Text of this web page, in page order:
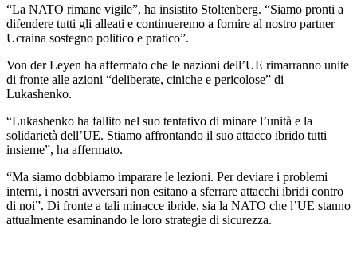
“La NATO rimane vigile”, ha insistito Stoltenberg. “Siamo pronti a
difendere tutti gli alleati e continueremo a fornire al nostro partner
Ucraina sostegno politico e pratico”.
Von der Leyen ha affermato che le nazioni dell’UE rimarranno unite
di fronte alle azioni “deliberate, ciniche e pericolose” di
Lukashenko.
“Lukashenko ha fallito nel suo tentativo di minare l’unità e la
solidarietà dell’UE. Stiamo affrontando il suo attacco ibrido tutti
insieme”, ha affermato.
“Ma siamo dobbiamo imparare le lezioni. Per deviare i problemi
interni, i nostri avversari non esitano a sferrare attacchi ibridi contro
di noi”. Di fronte a tali minacce ibride, sia la NATO che l’UE stanno
attualmente esaminando le loro strategie di sicurezza.